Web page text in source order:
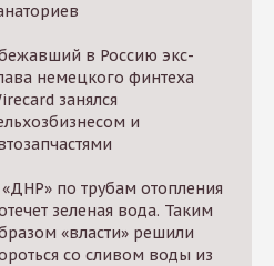
в Россию экс-
немецкого финтеха
занялся
и
по трубам отопления
зеленая вода. Таким
«власти» решили
со сливом воды из